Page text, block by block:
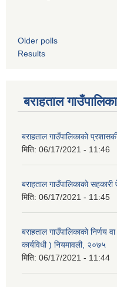
Older polls
Results
बराहताल
बराहताल गाउँपालिकाको
मिति: 06/17/2021 - 11:46
बराहताल गाउँपालिकाको
मिति: 06/17/2021 - 11:45
बराहताल गाउँपालिकाको
कार्यविधी ) नियमावली, २०७५
मिति: 06/17/2021 - 11:44